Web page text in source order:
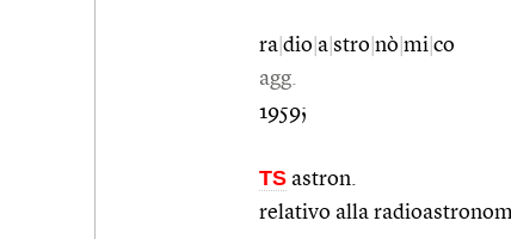
ra dio a stro nò mi co
agg.
1959;
TS astron.
relativo alla